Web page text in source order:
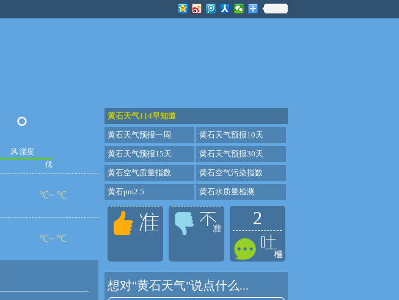
°
风 湿度
优
℃~ ℃
℃~ ℃
黄石天气114早知道
黄石天气预报一周 黄石天气预报10天
黄石天气预报15天 黄石天气预报30天
黄石空气质量指数 黄石空气污染指数
黄石pm2.5 黄石水质量检测
2
想对"黄石天气"说点什么...